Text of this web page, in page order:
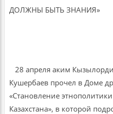
28 апреля аким
Кушербаев прочел в Доме
«Становление
Казахстана», в которой